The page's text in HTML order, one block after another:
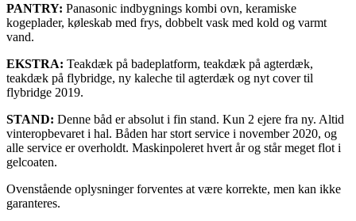
PANTRY: Panasonic indbygnings kombi ovn, keramiske
kogeplader, køleskab med frys, dobbelt vask med kold og varmt
vand.
EKSTRA: Teakdæk på badeplatform, teakdæk på agterdæk,
teakdæk på flybridge, ny kaleche til agterdæk og nyt cover til
flybridge 2019.
STAND: Denne båd er absolut i fin stand. Kun 2 ejere fra ny. Altid
vinteropbevaret i hal. Båden har stort service i november 2020, og
alle service er overholdt. Maskinpoleret hvert år og står meget flot i
gelcoaten.
Ovenstående oplysninger forventes at være korrekte, men kan ikke
garanteres.